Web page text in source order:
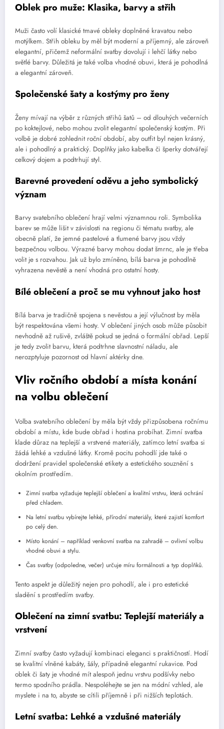
Oblek pro muže: Klasika, barvy a střih
Muži často volí klasické tmavé obleky doplněné kravatou nebo
motýlkem. Střih obleku by měl být moderní a příjemný, ale zároveň
elegantní, přičemž neformální svatby dovolují i lehčí látky nebo
světlé barvy. Důležitá je také volba vhodné obuvi, která je pohodlná
a elegantní zároveň.
Společenské šaty a kostýmy pro ženy
Ženy mívají na výběr z různých střihů šatů – od dlouhých večerních
po koktejlové, nebo mohou zvolit elegantní společenský kostým. Při
volbě je dobré zohlednit roční období, aby outfit byl nejen krásný,
ale i pohodlný a praktický. Doplňky jako kabelka či šperky dotvářejí
celkový dojem a podtrhují styl.
Barevné provedení oděvu a jeho symbolický
význam
Barvy svatebního oblečení hrají velmi významnou roli. Symbolika
barev se může lišit v závislosti na regionu či tématu svatby, ale
obecně platí, že jemné pastelové a tlumené barvy jsou vždy
bezpečnou volbou. Výrazné barvy mohou dodat šmrnc, ale je třeba
volit je s rozvahou. Jak už bylo zmíněno, bílá barva je pohodlně
vyhrazena nevěstě a není vhodná pro ostatní hosty.
Bílé oblečení a proč se mu vyhnout jako host
Bílá barva je tradičně spojena s nevěstou a její výlučnost by měla
být respektována všemi hosty. V oblečení jiných osob může působit
nevhodně až rušivě, zvláště pokud se jedná o formální obřad. Lepší
je tedy zvolit barvu, která podtrhne slavnostní náladu, ale
nerozptyluje pozornost od hlavní aktérky dne.
Vliv ročního období a místa konání
na volbu oblečení
Volba svatebního oblečení by měla být vždy přizpůsobena ročnímu
období a místu, kde bude obřad i hostina probíhat. Zimní svatba
klade důraz na teplejší a vrstvené materiály, zatímco letní svatba si
žádá lehké a vzdušné látky. Kromě pocitu pohodlí jde také o
dodržení pravidel společenské etikety a estetického souznění s
okolním prostředím.
Zimní svatba vyžaduje teplejší oblečení a kvalitní vrstvu, která ochrání
před chladem.
Na letní svatbu vybírejte lehké, přírodní materiály, které zajistí komfort
po celý den.
Místo konání – například venkovní svatba na zahradě – ovlivní volbu
vhodné obuvi a stylu.
Čas svatby (odpoledne, večer) určuje míru formálnosti a typ doplňků.
Tento aspekt je důležitý nejen pro pohodlí, ale i pro estetické
sladění s prostředím svatby.
Oblečení na zimní svatbu: Teplejší materiály a
vrstvení
Zimní svatby často vyžadují kombinaci eleganci s praktičností. Hodí
se kvalitní vlněné kabáty, šály, případně elegantní rukavice. Pod
oblek či šaty je vhodné mít alespoň jednu vrstvu podšívky nebo
termo spodního prádla. Nespoléhejte se jen na módní vzhled, ale
myslete i na to, abyste se cítili příjemně i při nižších teplotách.
Letní svatba: Lehké a vzdušné materiály